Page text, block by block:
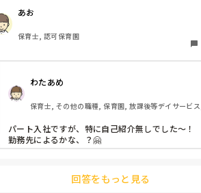
あお
保育士, 認可保育園
わたあめ
保育士, その他の職種, 保育園, 放課後等デイサービス
パート入社ですが、特に自己紹介無しでした〜！
勤務先によるかな、？🤗
回答をもっと見る